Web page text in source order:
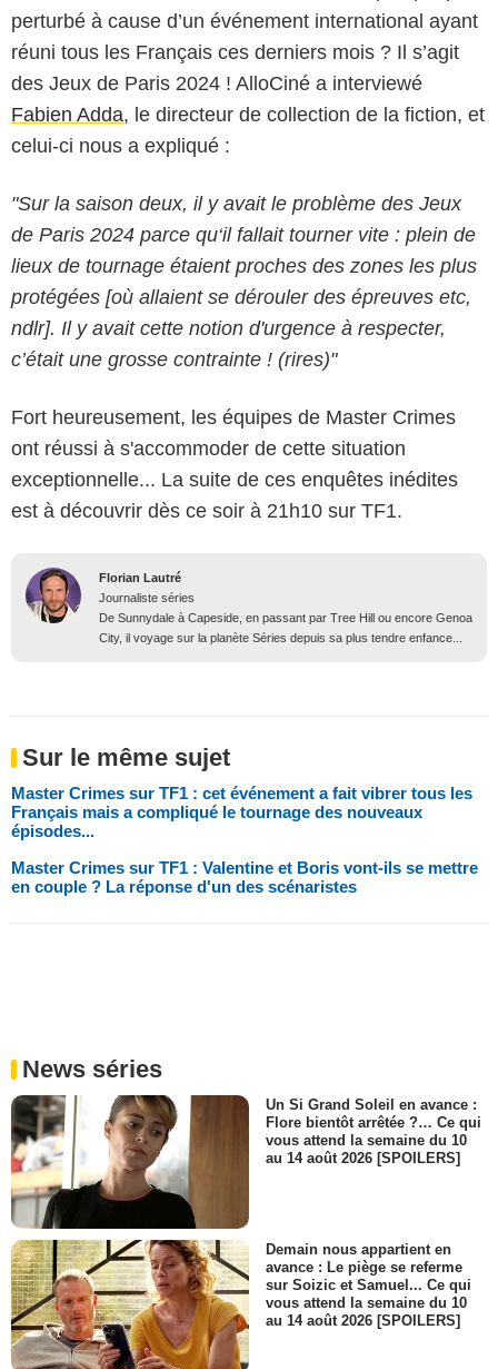
perturbé à cause d’un événement international ayant
réuni tous les Français ces derniers mois ? Il s’agit
des Jeux de Paris 2024 ! AlloCiné a interviewé
Fabien Adda, le directeur de collection de la fiction, et
celui-ci nous a expliqué :
"Sur la saison deux, il y avait le problème des Jeux
de Paris 2024 parce qu‘il fallait tourner vite : plein de
lieux de tournage étaient proches des zones les plus
protégées [où allaient se dérouler des épreuves etc,
ndlr]. Il y avait cette notion d'urgence à respecter,
c’était une grosse contrainte ! (rires)"
Fort heureusement, les équipes de Master Crimes
ont réussi à s'accommoder de cette situation
exceptionnelle... La suite de ces enquêtes inédites
est à découvrir dès ce soir à 21h10 sur TF1.
Florian Lautré
Journaliste séries
De Sunnydale à Capeside, en passant par Tree Hill ou encore Genoa
City, il voyage sur la planète Séries depuis sa plus tendre enfance...
Sur le même sujet
Master Crimes sur TF1 : cet événement a fait vibrer tous les
Français mais a compliqué le tournage des nouveaux
épisodes...
Master Crimes sur TF1 : Valentine et Boris vont-ils se mettre
en couple ? La réponse d'un des scénaristes
News séries
Un Si Grand Soleil en avance :
Flore bientôt arrêtée ?… Ce qui
vous attend la semaine du 10
au 14 août 2026 [SPOILERS]
Demain nous appartient en
avance : Le piège se referme
sur Soizic et Samuel... Ce qui
vous attend la semaine du 10
au 14 août 2026 [SPOILERS]